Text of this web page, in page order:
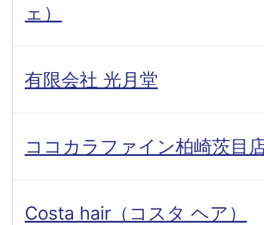
ェ）
有限会社 光月堂
ココカラファイン柏崎茨目
Costa hair（コスタ ヘア）